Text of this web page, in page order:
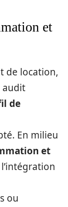
et
de location,
audit
de
En milieu
et
ou